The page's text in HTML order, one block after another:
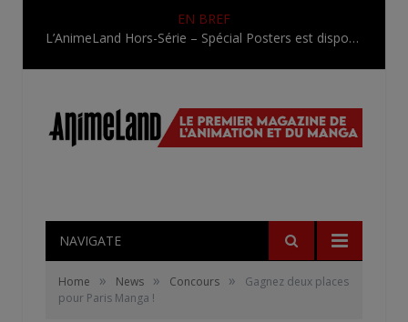
EN BREF
L’AnimeLand Hors-Série – Spécial Posters est disponible !
NAVIGATE
Home » News » Concours »
Gagnez deux places
pour Paris Manga !